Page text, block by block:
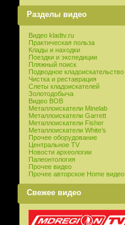
Разделы видео
Видео kladtv.ru
Практическая польза
Клады и находки
Поездки и экспедиции
Пляжный поиск
Подводное кладоискательство
Чистка и реставрация
Слеты кладоискателей
Золотодобыча
Видео ВОВ
Металлоискатели Minelab
Металлоискатели Garrett
Металлоискатели Fisher
Металлоискатели White’s
Прочее оборудование
Центральное TV
Новости археологии
Палеонтология
Прочее видео
Прочее авторское Home видео
Свежее видео